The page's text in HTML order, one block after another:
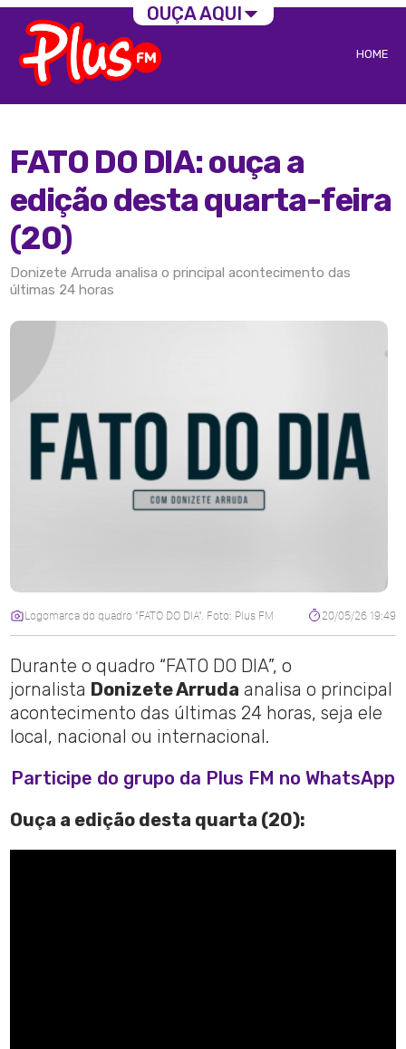
HOME
FATO DO DIA: ouça a
edição desta quarta-feira
(20)
Donizete Arruda analisa o principal acontecimento das
últimas 24 horas
Logomarca do quadro "FATO DO DIA". Foto: Plus FM 20/05/26 19:49
Durante o quadro “FATO DO DIA”, o
jornalista Donizete Arruda analisa o principal
acontecimento das últimas 24 horas, seja ele
local, nacional ou internacional.
Participe do grupo da Plus FM no WhatsApp
Ouça a edição desta quarta (20):
OUÇA AQUI